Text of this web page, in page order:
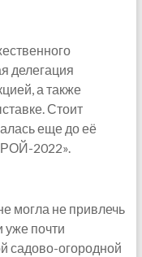
делегация
а также
Стоит
еще до её
2022».
могла не привлечь
уже почти
садово-огородной